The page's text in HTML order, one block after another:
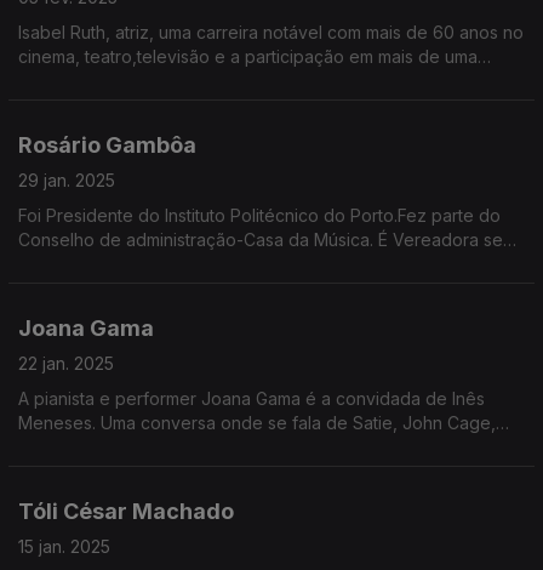
Isabel Ruth, atriz, uma carreira notável com mais de 60 anos no
cinema, teatro,televisão e a participação em mais de uma
Rosário Gambôa
29 jan. 2025
Foi Presidente do Instituto Politécnico do Porto.Fez parte do
Conselho de administração-Casa da Música. É Vereadora sem
Joana Gama
22 jan. 2025
A pianista e performer Joana Gama é a convidada de Inês
Meneses. Uma conversa onde se fala de Satie, John Cage,
Tóli César Machado
15 jan. 2025